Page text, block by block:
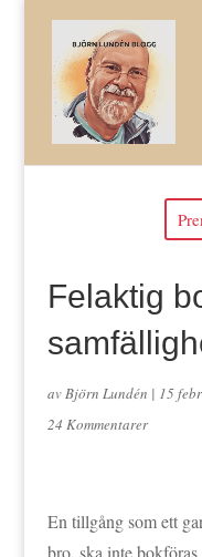
Felaktig
avBjörn Lundén | 15
24 Kommentarer
En tillgång som ett
bro, ska inte